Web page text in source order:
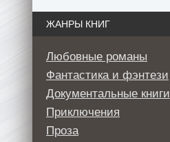
ЖАНРЫ КНИГ
Любовные романы
Фантастика и фэнтези
Документальные книги
Приключения
Проза